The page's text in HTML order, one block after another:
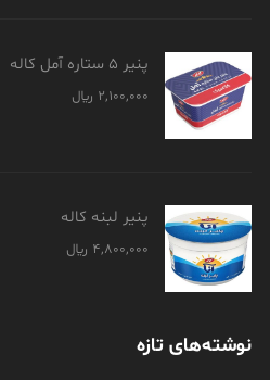
پنیر 5 ستاره آمل کاله
2,100,000 ﷼
پنیر لبنه کاله
4,800,000 ﷼
نوشته‌های تازه